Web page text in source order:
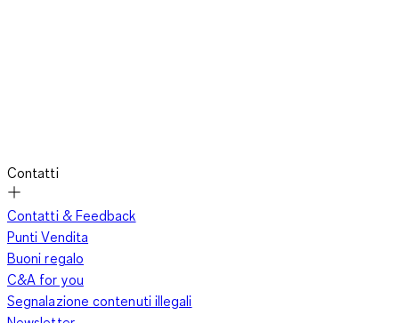
Contatti
Contatti & Feedback
Punti Vendita
Buoni regalo
C&A for you
Segnalazione contenuti illegali